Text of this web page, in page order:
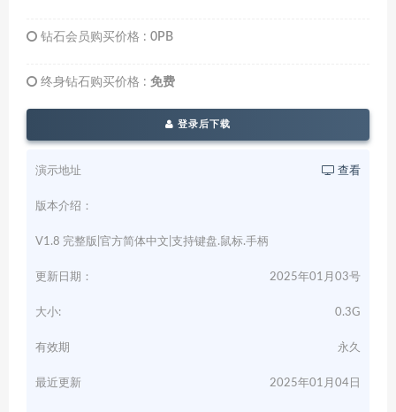
钻石会员购买价格 : 0PB
终身钻石购买价格 : 免费
登录后下载
演示地址 查看
版本介绍：
V1.8 完整版|官方简体中文|支持键盘.鼠标.手柄
更新日期： 2025年01月03号
大小: 0.3G
有效期 永久
最近更新 2025年01月04日